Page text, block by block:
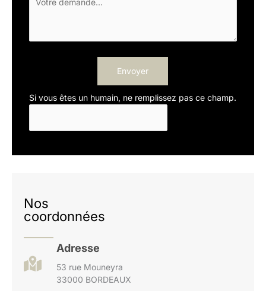
Envoyer
Si vous êtes un humain, ne remplissez pas ce champ.
Nos
coordonnées
Adresse
53 rue Mouneyra
33000 BORDEAUX